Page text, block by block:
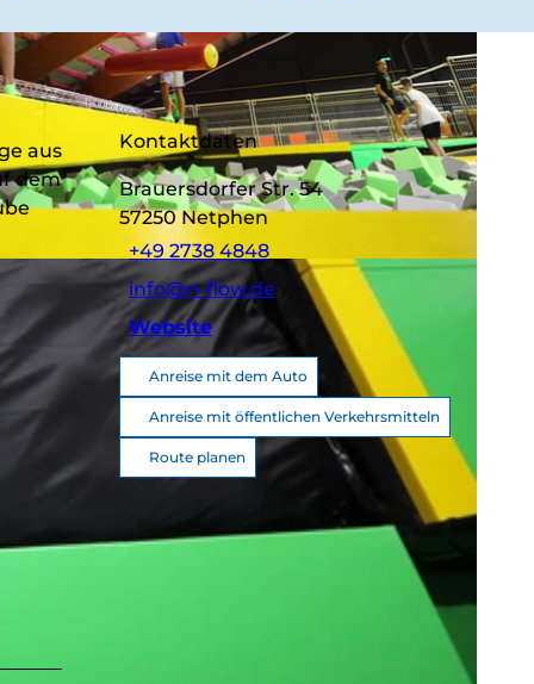
aus
dem
Kontaktdaten
Brauersdorfer Str. 54
57250Netphen
+49 2738 4848
info@n-flow.de
Website
Anreise mit dem Auto
Anreise mit öffentlichen Verkehrsmitteln
Route planen